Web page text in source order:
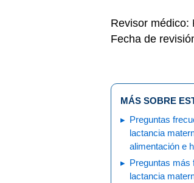
Revisor médico:
Fecha de
MÁS SOBRE
Preguntas
lactancia
alimentación e
Preguntas más
lactancia